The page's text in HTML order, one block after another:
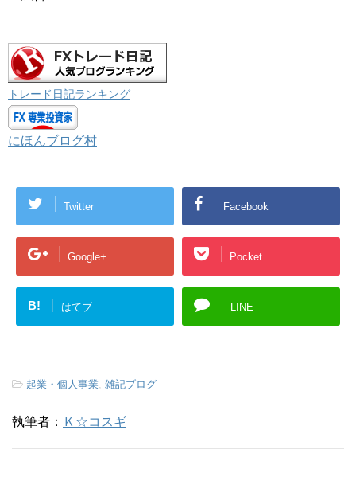
トレード日記ランキング
にほんブログ村
Twitter Facebook
Google+ Pocket
B! はてブ LINE
-起業・個人事業, 雑記ブログ
執筆者： Ｋ☆コスギ